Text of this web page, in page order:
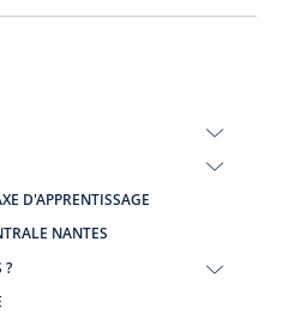
D'APPRENTISSAGE
NANTES
?